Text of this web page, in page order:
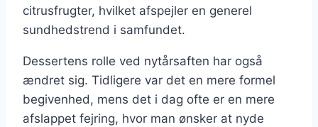
citrusfrugter, hvilket afspejler en generel
sundhedstrend i samfundet.
Dessertens rolle ved nytårsaften har også
ændret sig. Tidligere var det en mere formel
begivenhed, mens det i dag ofte er en mere
afslappet fejring, hvor man ønsker at nyde